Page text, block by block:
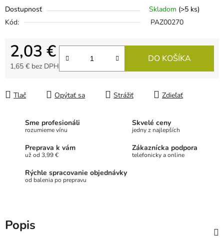
Dostupnosť Skladom (>5 ks)
Kód:
PAZ00270
2,03 €
1,65 € bez DPH
DO KOŠÍKA
Tlač Opýtať sa Strážiť Zdieľať
Sme profesionáli
rozumieme vínu
Skvelé ceny
jedny z najlepších
Preprava k vám
už od 3,99 €
Zákaznícka podpora
telefonicky a online
Rýchle spracovanie objednávky
od balenia po prepravu
Popis